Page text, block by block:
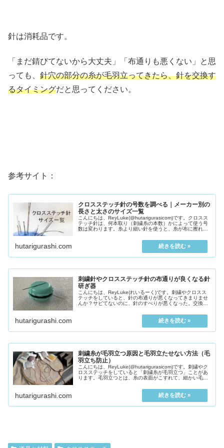
針は消耗品です。
「まだ錆びてないから大丈夫」「布通りも悪くない」と思
っても、 針穴の部分の糸が毛羽立ってきたら、針を交換す
るタイミングだと思ってください。
参考サイト：
クロスステッチ針の号数を調べる｜メーカー別の
長さと太さのサイズ一覧
こんにちは、ReyLuke(@hutarigurasicom)です。クロスス
テッチ針は、何本取り（刺繍糸の本数）かによって使う号
数は変わります。糸より細い針を使うと、糸が布に擦れて
hutarigurashi.com
刺繍針やクロスステッチ針の布通りが良くなる針
研ぎ器
こんにちは、ReyLuke(れいるーく)です。刺繍やクロスス
テッチをしていると、針の布通りが悪くなってきまりませ
んか？サビてないのに、針のすべりが悪くなった。交換し
hutarigurashi.com
刺繍糸が毛羽立つ原因と毛羽立たせない方法（毛
羽立ち防止）
こんにちは、ReyLuke(@hutarigurasicom)です。刺繍やク
ロスステッチをしていると「刺繍糸が毛羽立つ」ことがあ
ります。毛羽立つとは、糸の表面がこすれて、細かい毛が
hutarigurashi.com